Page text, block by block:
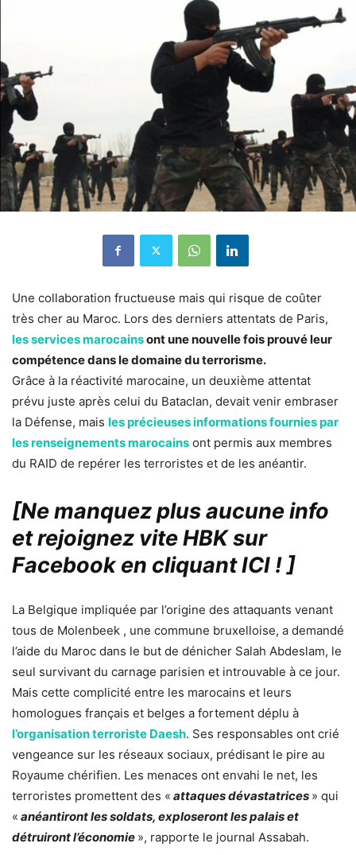
Une collaboration fructueuse mais qui risque de coûter
très cher au Maroc. Lors des derniers attentats de Paris,
les services marocainsont une nouvelle fois prouvé leur
compétence dans le domaine du terrorisme.
Grâce à la réactivité marocaine, un deuxième attentat
prévu juste après celui du Bataclan, devait venir embraser
la Défense, mais les précieuses informations fournies par
les renseignements marocains ont permis aux membres
du RAID de repérer les terroristes et de les anéantir.
[Ne manquez plus aucune info
et rejoignez vite HBK sur
Facebook en cliquant ICI !]
La Belgique impliquée par l’origine des attaquants venant
tous de Molenbeek , une commune bruxelloise, a demandé
l’aide du Maroc dans le but de dénicher Salah Abdeslam, le
seul survivant du carnage parisien et introuvable à ce jour.
Mais cette complicité entre les marocains et leurs
homologues français et belges a fortement déplu à
l’organisation terroriste Daesh. Ses responsables ont crié
vengeance sur les réseaux sociaux, prédisant le pire au
Royaume chérifien. Les menaces ont envahi le net, les
terroristes promettent des « attaques dévastatrices » qui
« anéantiront les soldats, exploseront les palais et
détruiront l’économie », rapporte le journal Assabah.